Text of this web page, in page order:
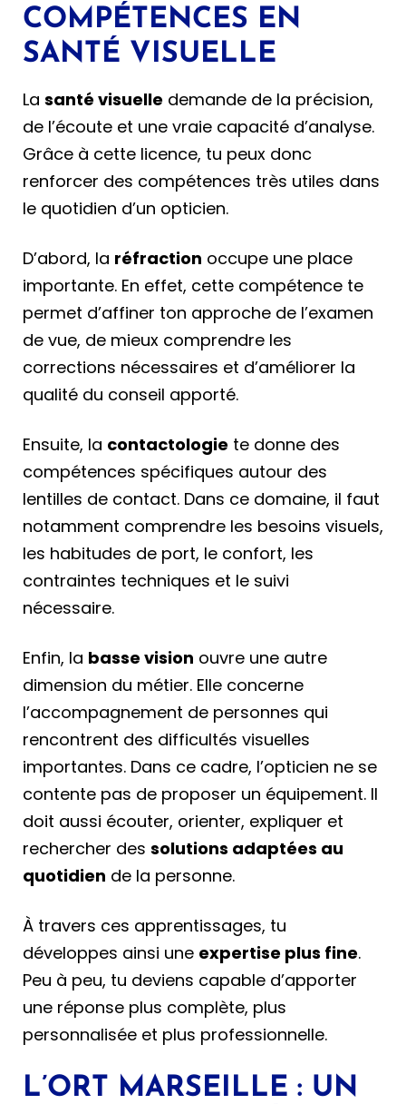
COMPÉTENCES EN
SANTÉ VISUELLE
La santé visuelle demande de la précision,
de l’écoute et une vraie capacité d’analyse.
Grâce à cette licence, tu peux donc
renforcer des compétences très utiles dans
le quotidien d’un opticien.
D’abord, la réfraction occupe une place
importante. En effet, cette compétence te
permet d’affiner ton approche de l’examen
de vue, de mieux comprendre les
corrections nécessaires et d’améliorer la
qualité du conseil apporté.
Ensuite, la contactologie te donne des
compétences spécifiques autour des
lentilles de contact. Dans ce domaine, il faut
notamment comprendre les besoins visuels,
les habitudes de port, le confort, les
contraintes techniques et le suivi
nécessaire.
Enfin, la basse vision ouvre une autre
dimension du métier. Elle concerne
l’accompagnement de personnes qui
rencontrent des difficultés visuelles
importantes. Dans ce cadre, l’opticien ne se
contente pas de proposer un équipement. Il
doit aussi écouter, orienter, expliquer et
rechercher des solutions adaptées au
quotidien de la personne.
À travers ces apprentissages, tu
développes ainsi une expertise plus fine.
Peu à peu, tu deviens capable d’apporter
une réponse plus complète, plus
personnalisée et plus professionnelle.
L’ORT MARSEILLE : UN